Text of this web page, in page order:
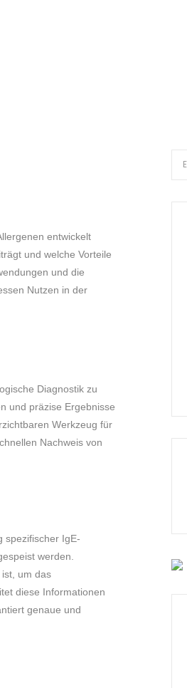
entwickelt
und welche Vorteile
und die
Nutzen in der
Diagnostik zu
und präzise Ergebnisse
Werkzeug für
Nachweis von
spezifischer IgE-
werden.
um das
diese Informationen
genaue und